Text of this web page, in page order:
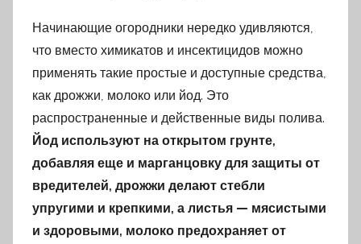
Начинающие огородники нередко удивляются,
что вместо химикатов и инсектицидов можно
применять такие простые и доступные средства,
как дрожжи, молоко или йод. Это
распространенные и действенные виды полива.
Йод используют на открытом грунте,
добавляя еще и марганцовку для защиты от
вредителей, дрожжи делают стебли
упругими и крепкими, а листья — мясистыми
и здоровыми, молоко предохраняет от